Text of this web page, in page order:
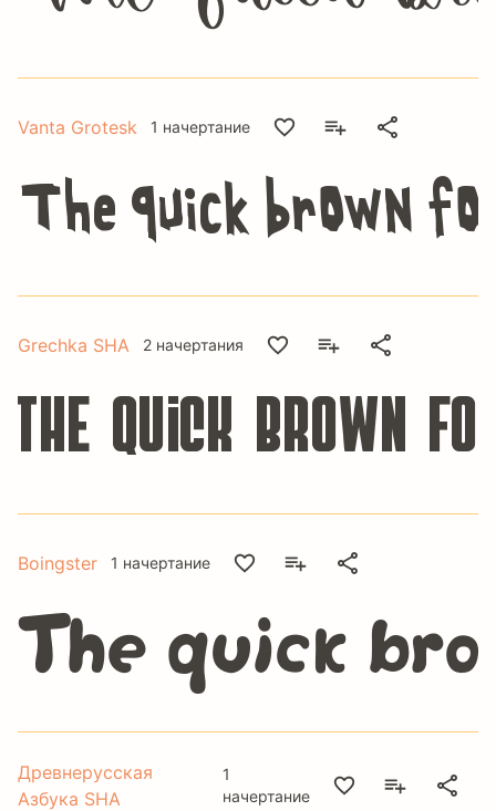
Vanta Grotesk 1 начертание
The quick brown
Grechka SHA 2 начертания
The quick brown
Boingster 1 начертание
The quick
Древнерусская
Азбука SHA
1
начертание